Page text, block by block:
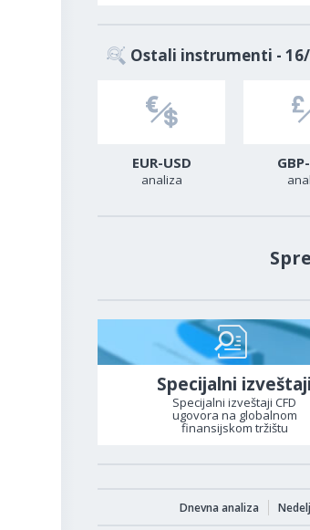
Ostali instrumenti -
EUR-USD
analiza
Specijalni izveštaji
Specijalni izveštaji CFD
ugovora na globalnom
finansijskom tržištu
Dnevna analiza